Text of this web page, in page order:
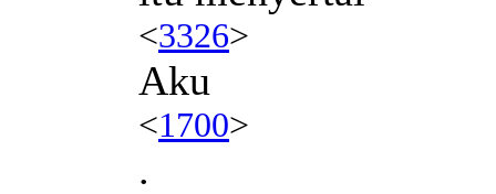
<3326>
Aku
<1700>
.